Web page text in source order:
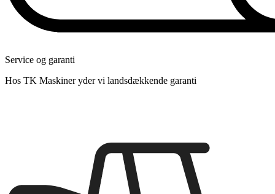
Service og garanti
Hos TK Maskiner yder vi landsdækkende garanti